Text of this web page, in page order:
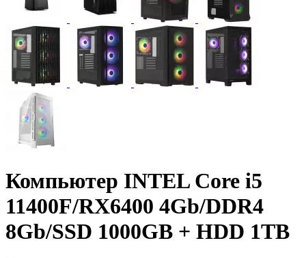
Компьютер INTEL Core i5
11400F/RX6400 4Gb/DDR4
8Gb/SSD 1000GB + HDD 1TB